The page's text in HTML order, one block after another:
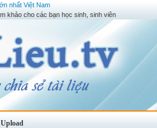
nhất Việt Nam
khảo cho các bạn học sinh, sinh viên
Upload